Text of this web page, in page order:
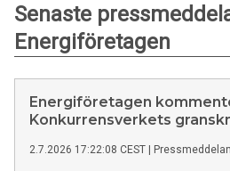
Senaste
Energiföretagen
Energiföretagen
Konkurrensverkets
2.7.2026 17:22:08 CEST |